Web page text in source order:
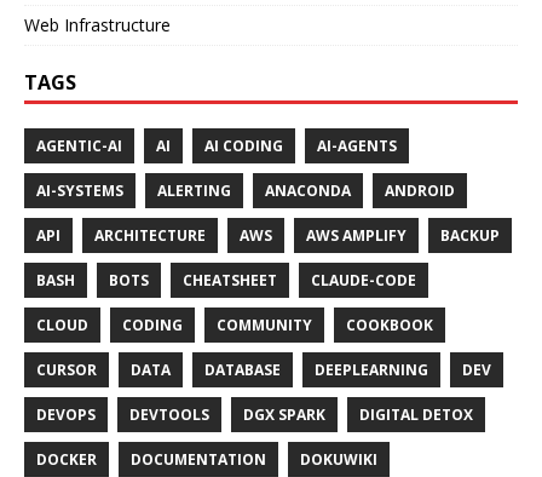
Web Infrastructure
TAGS
AGENTIC-AI AI AI CODING AI-AGENTS
AI-SYSTEMS ALERTING ANACONDA ANDROID
API ARCHITECTURE AWS AWS AMPLIFY BACKUP
BASH BOTS CHEATSHEET CLAUDE-CODE
CLOUD CODING COMMUNITY COOKBOOK
CURSOR DATA DATABASE DEEPLEARNING DEV
DEVOPS DEVTOOLS DGX SPARK DIGITAL DETOX
DOCKER DOCUMENTATION DOKUWIKI